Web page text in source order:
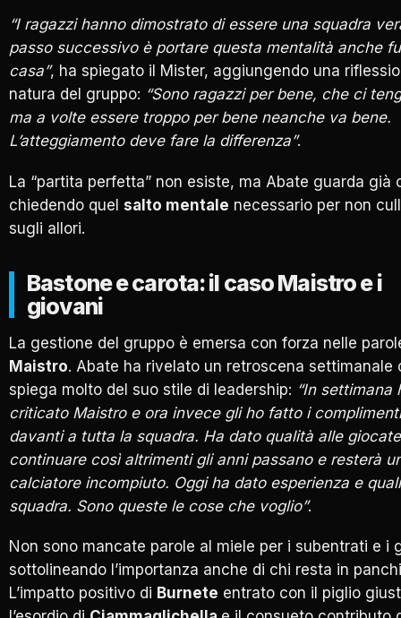
“I ragazzi hanno dimostrato di essere una squadra
passo successivo è portare questa mentalità anche
casa”, ha spiegato il Mister, aggiungendo una
natura del gruppo: “Sono ragazzi per bene, che ci
ma a volte essere troppo per bene neanche va bene.
L’atteggiamento deve fare la differenza”.
La “partita perfetta” non esiste, ma Abate guarda già
chiedendo quel salto mentale necessario per non
sugli allori.
Bastone e carota: il caso Maistro e i
giovani
La gestione del gruppo è emersa con forza nelle
Maistro. Abate ha rivelato un retroscena settimanale
spiega molto del suo stile di leadership: “In settimana
criticato Maistro e ora invece gli ho fatto i complimenti
davanti a tutta la squadra. Ha dato qualità alle
continuare così altrimenti gli anni passano e resterà
calciatore incompiuto. Oggi ha dato esperienza e
squadra. Sono queste le cose che voglio”.
Non sono mancate parole al miele per i subentrati e i
sottolineando l’importanza anche di chi resta in
L’impatto positivo di Burnete entrato con il piglio